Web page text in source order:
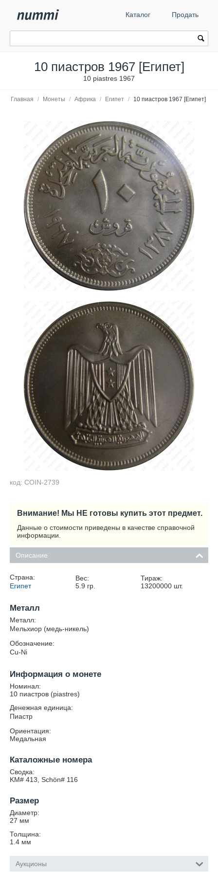
Каталог Продать
10 пиастров 1967 [Египет]
10 piastres 1967
Главная / Монеты / Африка / Египет / 10 пиастров 1967 [Египет]
код: COIN-2739
Внимание! Мы НЕ готовы купить этот предмет.
Данные о стоимости приведены в качестве справочной
информации.
Описание
Страна:
Египет
Вес:
5.9 гр.
Тираж:
13200000 шт.
Металл
Металл:
Мельхиор (медь-никель)
Обозначение:
Cu-Ni
Информация о монете
Номинал:
10 пиастров (piastres)
Денежная единица:
Пиастр
Ориентация:
Медальная
Каталожные номера
Сводка:
KM# 413, Schön# 116
Размер
Диаметр:
27 мм
Толщина:
1.4 мм
Аукционы